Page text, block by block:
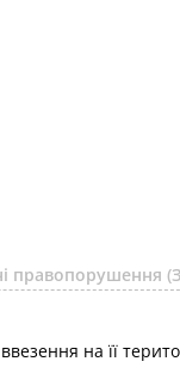
правопорушення
на її